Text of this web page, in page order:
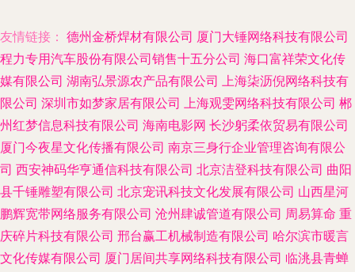
友情链接： 德州金桥焊材有限公司 厦门大锤网络科技有限公司
程力专用汽车股份有限公司销售十五分公司 海口富祥荣文化传
媒有限公司 湖南弘景源农产品有限公司 上海柒沥倪网络科技有
限公司 深圳市如梦家居有限公司 上海观雯网络科技有限公司 郴
州红梦信息科技有限公司 海南电影网 长沙躬柔依贸易有限公司
厦门今夜星文化传播有限公司 南京三身行企业管理咨询有限公
司 西安神码华亨通信科技有限公司 北京洁登科技有限公司 曲阳
县千锤雕塑有限公司 北京宠讯科技文化发展有限公司 山西星河
鹏辉宽带网络服务有限公司 沧州肆诚管道有限公司 周易算命 重
庆碎片科技有限公司 邢台赢工机械制造有限公司 哈尔滨市暖言
文化传媒有限公司 厦门居间共享网络科技有限公司 临洮县青蝉